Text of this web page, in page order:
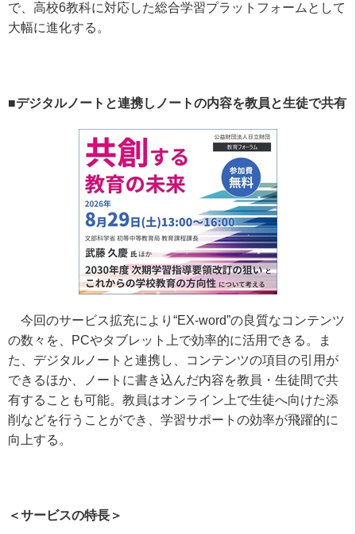
で、高校6教科に対応した総合学習プラットフォームとして
大幅に進化する。
■デジタルノートと連携しノートの内容を教員と生徒で共有
今回のサービス拡充により “EX-word”の良質なコンテンツ
の数々を、
PCやタブレット上で効率的に活用できる。ま
た、デジタルノートと連携し、コンテンツの項目の引用が
できるほか、ノートに書き込んだ内容を教員・生徒間で共
有することも可能。教員はオンライン上で生徒へ向けた添
削などを行うことができ、学習サポートの効率が飛躍的に
向上する。
＜サービスの特長＞